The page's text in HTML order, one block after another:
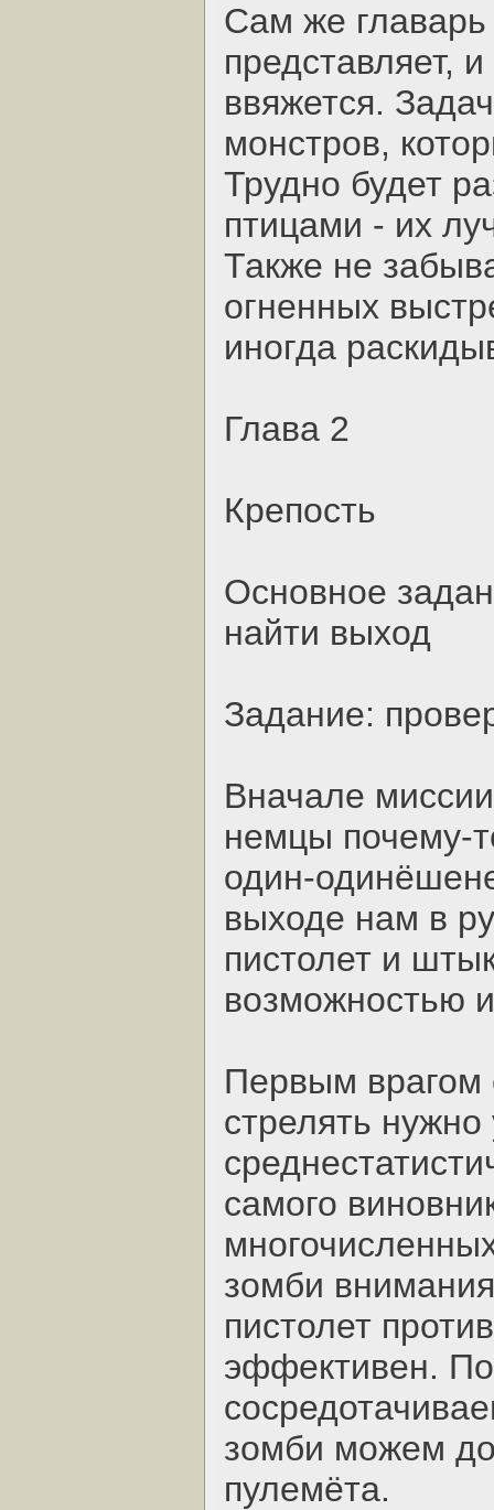
Сам же
представляет,
ввяжется.
монстров,
Трудно будет
птицами - их
Также не
огненных
иногда
Глава 2
Крепость
Основное
найти выход
Задание:
Вначале
немцы почему-
один-
выходе нам в
пистолет и
возможностью
Первым врагом
стрелять
самого
зомби
пистолет
эффективен.
зомби можем
пулемёта.